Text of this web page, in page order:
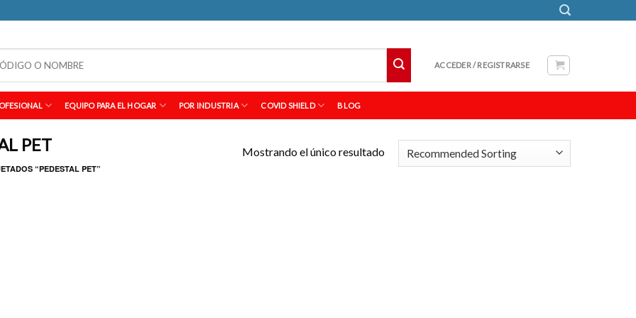
ACCEDER / REGISTRARSE
EQUIPO PARA EL HOGAR POR INDUSTRIA COVID SHIELD BLOG
PET
“PEDESTAL PET”
Mostrando el único resultado